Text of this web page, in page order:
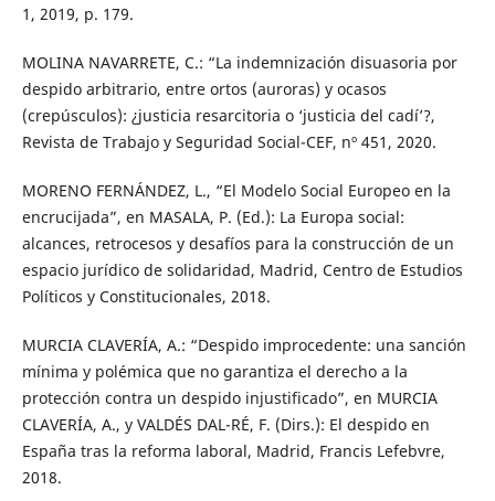
1, 2019, p. 179.
MOLINA NAVARRETE, C.: “La indemnización disuasoria por
despido arbitrario, entre ortos (auroras) y ocasos
(crepúsculos): ¿justicia resarcitoria o ‘justicia del cadí’?,
Revista de Trabajo y Seguridad Social-CEF, nº 451, 2020.
MORENO FERNÁNDEZ, L., “El Modelo Social Europeo en la
encrucijada”, en MASALA, P. (Ed.): La Europa social:
alcances, retrocesos y desafíos para la construcción de un
espacio jurídico de solidaridad, Madrid, Centro de Estudios
Políticos y Constitucionales, 2018.
MURCIA CLAVERÍA, A.: “Despido improcedente: una sanción
mínima y polémica que no garantiza el derecho a la
protección contra un despido injustificado”, en MURCIA
CLAVERÍA, A., y VALDÉS DAL-RÉ, F. (Dirs.): El despido en
España tras la reforma laboral, Madrid, Francis Lefebvre,
2018.